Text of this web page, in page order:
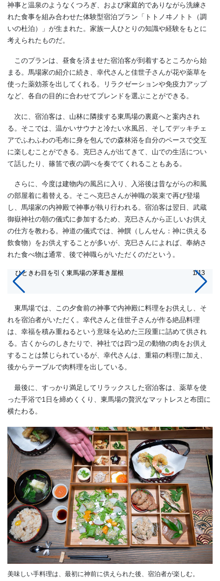
神事と温泉のようなくつろぎ、および家庭的でありながら洗練さ
れた食事を組み合わせた体験型宿泊プラン「トトノヰノトト（調
いの杜泊）」が生まれた。家族一人ひとりの知識や経験をもとに
考えられたものだ。
このプランは、昼食を済ませた宿泊客が到着するところから始
まる。馬場家の紹介に続き、幸代さんと佳世子さんが花や薬草を
使った薬効茶を出してくれる。リラクゼーションや免疫力アップ
など、各自の目的に合わせてブレンドを選ぶことができる。
次に、宿泊客は、山林に隣接する東馬場の裏庭へと案内され
る。そこでは、温かいサウナと冷たい水風呂、そしてデッキチェ
アでふわふわの毛布に身を包んでの森林浴を自分のペースで交互
に楽しむことができる。克巳さんが出てきて、山での生活につい
て話したり、篠笛で夜の調べを奏でてくれることもある。
さらに、今度は建物内の風呂に入り、入浴後は昔ながらの和風
の部屋着に着替える。そこへ克巳さんが神職の装束で再び登場
し、馬場家の内神殿で神事が執り行われる。宿泊客は翌日、武蔵
御嶽神社の朝の儀式に参加するため、克巳さんから正しいお供え
の仕方を教わる。神道の儀式では、神饌（しんせん：神に供える
飲食物）をお供えすることが多いが、克巳さんによれば、奉納さ
れた食べ物は通常、後で神職らがいただくのだという。
ひときわ目を引く東馬場の茅葺き屋根 1/13
東馬場では、この夕食前の神事で内神殿に料理をお供えし、そ
れを宿泊者がいただく。幸代さんと佳世子さんが作る絶品料理
は、幸福を積み重ねるという意味を込めた三段重に詰めて供され
る。古くからのしきたりで、神社では四つ足の動物の肉をお供え
することは禁じられているが、幸代さんは、重箱の料理に加え、
後からテーブルで肉料理を出している。
最後に、すっかり満足してリラックスした宿泊客は、薬草を使
った手浴で1日を締めくくり、東馬場の贅沢なマットレスと布団に
横たわる。
美味しい手料理は、最初に神前に供えられた後、宿泊者が楽しむ。